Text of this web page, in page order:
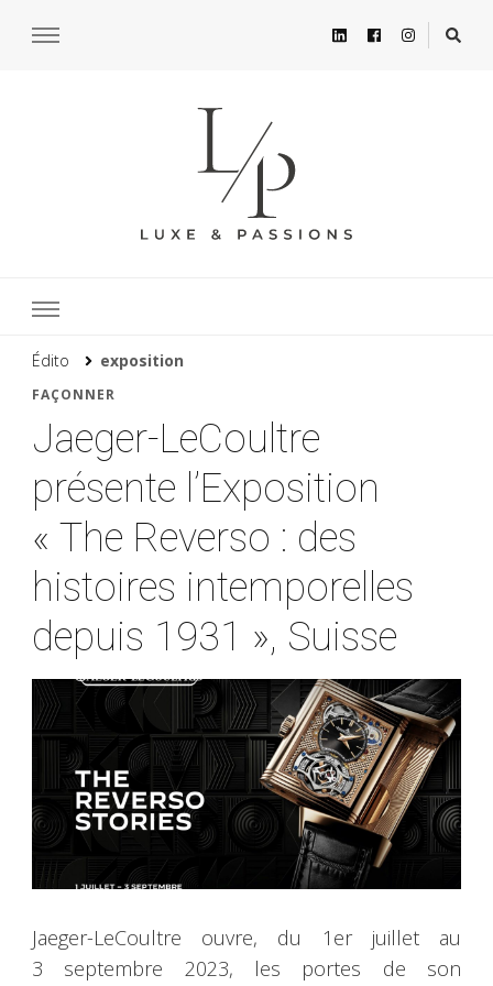
Édito exposition
FAÇONNER
Jaeger-LeCoultre
présente l’Exposition
« The Reverso : des
histoires intemporelles
depuis 1931 », Suisse
Jaeger-LeCoultre ouvre, du 1er juillet au
3 septembre 2023, les portes de son